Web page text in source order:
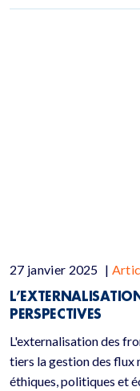
27 janvier 2025 |
PERSPECTIVES
L'externalisation des
tiers la gestion des flux
éthiques, politiques et